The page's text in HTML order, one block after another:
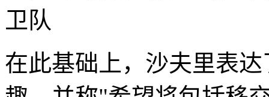
卫队
在此基础上，沙夫里表